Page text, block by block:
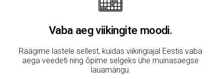
Vaba aeg viikingite moodi.
Räägime lastele sellest, kuidas viikingiajal Eestis vaba
aega veedeti ning õpime selgeks ühe muinasaegse
lauamängu.